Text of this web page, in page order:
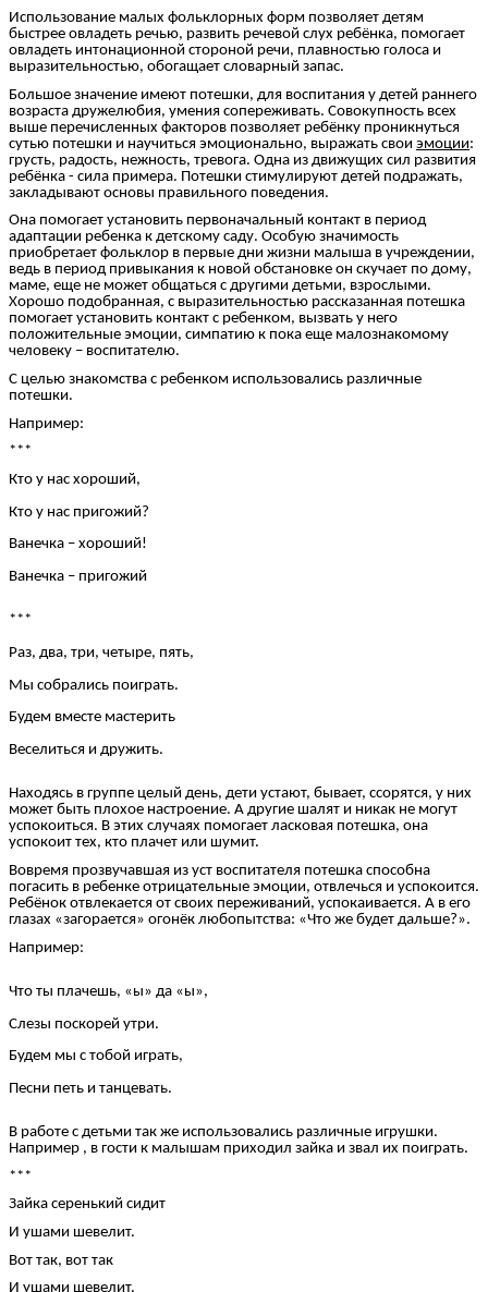
Использование малых фольклорных форм позволяет детям
быстрее овладеть речью, развить речевой слух ребёнка, помогает
овладеть интонационной стороной речи, плавностью голоса и
выразительностью, обогащает словарный запас.
Большое значение имеют потешки, для воспитания у детей раннего
возраста дружелюбия, умения сопереживать. Совокупность всех
выше перечисленных факторов позволяет ребёнку проникнуться
сутью потешки и научиться эмоционально, выражать свои эмоции:
грусть, радость, нежность, тревога. Одна из движущих сил развития
ребёнка - сила примера. Потешки стимулируют детей подражать,
закладывают основы правильного поведения.
Она помогает установить первоначальный контакт в период
адаптации ребенка к детскому саду. Особую значимость
приобретает фольклор в первые дни жизни малыша в учреждении,
ведь в период привыкания к новой обстановке он скучает по дому,
маме, еще не может общаться с другими детьми, взрослыми.
Хорошо подобранная, с выразительностью рассказанная потешка
помогает установить контакт с ребенком, вызвать у него
положительные эмоции, симпатию к пока еще малознакомому
человеку – воспитателю.
С целью знакомства с ребенком использовались различные
потешки.
Например:
***
Кто у нас хороший,
Кто у нас пригожий?
Ванечка – хороший!
Ванечка – пригожий
***
Раз, два, три, четыре, пять,
Мы собрались поиграть.
Будем вместе мастерить
Веселиться и дружить.
Находясь в группе целый день, дети устают, бывает, ссорятся, у них
может быть плохое настроение. А другие шалят и никак не могут
успокоиться. В этих случаях помогает ласковая потешка, она
успокоит тех, кто плачет или шумит.
Вовремя прозвучавшая из уст воспитателя потешка способна
погасить в ребенке отрицательные эмоции, отвлечься и успокоится.
Ребёнок отвлекается от своих переживаний, успокаивается. А в его
глазах «загорается» огонёк любопытства: «Что же будет дальше?».
Например:
Что ты плачешь, «ы» да «ы»,
Слезы поскорей утри.
Будем мы с тобой играть,
Песни петь и танцевать.
В работе с детьми так же использовались различные игрушки.
Например , в гости к малышам приходил зайка и звал их поиграть.
***
Зайка серенький сидит
И ушами шевелит.
Вот так, вот так
И ушами шевелит.